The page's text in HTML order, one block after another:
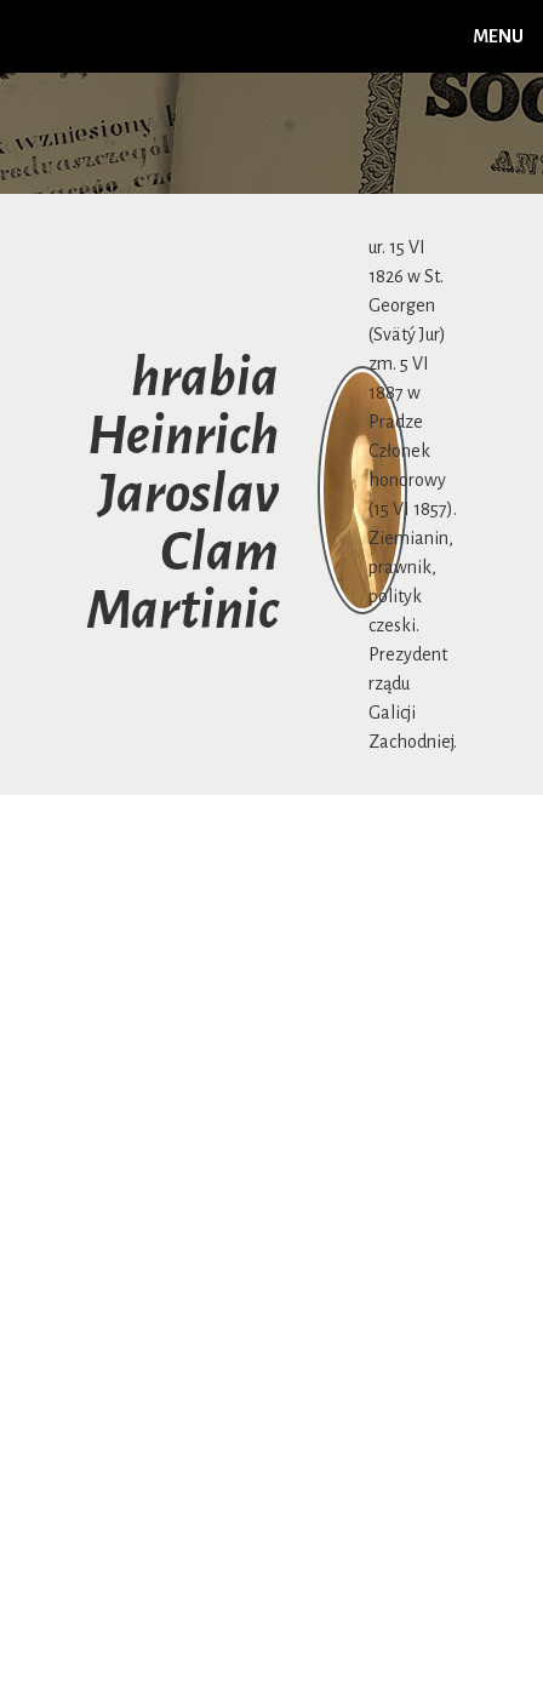
MENU
hrabia
Heinrich
Jaroslav
Clam
Martinic
ur. 15 VI
1826 w St.
Georgen
(Svätý Jur)
zm. 5 VI
1887 w
Pradze
Członek
honorowy
(15 VI 1857).
Ziemianin,
prawnik,
polityk
czeski.
Prezydent
rządu
Galicji
Zachodniej.